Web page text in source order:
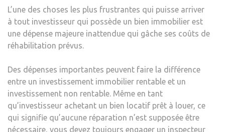
L’une des choses les plus frustrantes qui puisse arriver
à tout investisseur qui possède un bien immobilier est
une dépense majeure inattendue qui gâche ses coûts de
réhabilitation prévus.
Des dépenses importantes peuvent faire la différence
entre un investissement immobilier rentable et un
investissement non rentable. Même en tant
qu’investisseur achetant un bien locatif prêt à louer, ce
qui signifie qu’aucune réparation n’est supposée être
nécessaire, vous devez toujours engager un inspecteur